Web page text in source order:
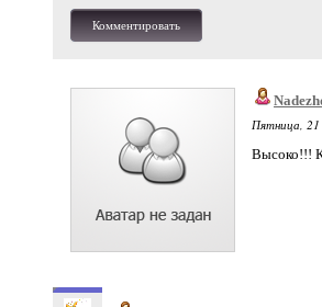
Комментировать
Пятница, 21
Высоко!!!